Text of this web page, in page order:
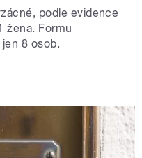
podle evidence
žena. Formu
8 osob.